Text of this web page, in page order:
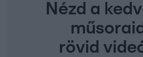
Nézd a
műsoraid
rövid